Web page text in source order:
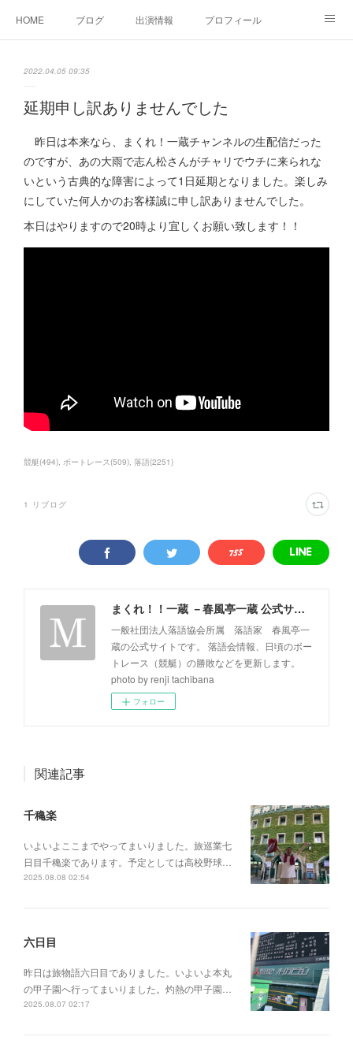
HOME ブログ 出演情報 プロフィール
2022.04.05 09:35
延期申し訳ありませんでした
昨日は本来なら、まくれ！一蔵チャンネルの生配信だった
のですが、あの大雨で志ん松さんがチャリでウチに来られな
いという古典的な障害によって1日延期となりました。楽しみ
にしていた何人かのお客様誠に申し訳ありませんでした。
本日はやりますので20時より宜しくお願い致します！！
競艇(494) ボートレース (509) 落語(2251)
1 リブログ
まくれ！！一蔵 －春風亭一蔵 公式サイト－
一般社団法人落語協会所属 落語家 春風亭一
蔵の公式サイトです。 落語会情報、日頃のボー
トレース（競艇）の勝敗などを更新します。
photo by renji tachibana
フォロー
関連記事
千穐楽
いよいよここまでやってまいりました。旅巡業七
日目千穐楽であります。予定としては高校野球…
2025.08.08 02:54
六日目
昨日は旅物語六日目でありました。いよいよ本丸
の甲子園へ行ってまいりました。灼熱の甲子園…
2025.08.07 02:17